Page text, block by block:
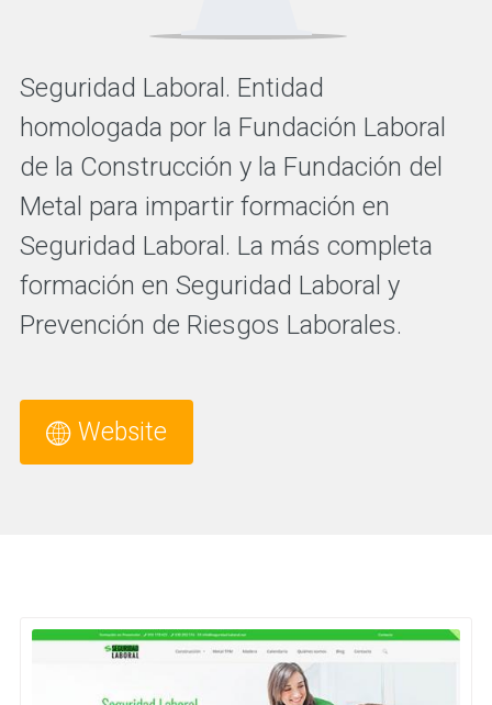
Seguridad Laboral. Entidad
homologada por la Fundación Laboral
de la Construcción y la Fundación del
Metal para impartir formación en
Seguridad Laboral. La más completa
formación en Seguridad Laboral y
Prevención de Riesgos Laborales.
Website